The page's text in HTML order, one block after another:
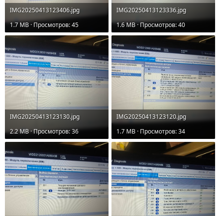
IMG20250413123406.jpg
1.7 MB · Просмотров: 45
IMG20250413123336.jpg
1.6 MB · Просмотров: 40
IMG20250413123130.jpg
2.2 MB · Просмотров: 36
IMG20250413123120.jpg
1.7 MB · Просмотров: 34